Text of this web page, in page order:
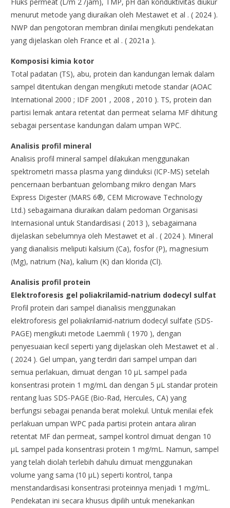
Fluks permeat (L/m 2 /jam), TMP, pH dan konduktivitas diukur
menurut metode yang diuraikan oleh Mestawet et al . ( 2024 ).
NWP dan pengotoran membran dinilai mengikuti pendekatan
yang dijelaskan oleh France et al . ( 2021a ).
Komposisi kimia kotor
Total padatan (TS), abu, protein dan kandungan lemak dalam
sampel ditentukan dengan mengikuti metode standar (AOAC
International 2000 ; IDF 2001 , 2008 , 2010 ). TS, protein dan
partisi lemak antara retentat dan permeat selama MF dihitung
sebagai persentase kandungan dalam umpan WPC.
Analisis profil mineral
Analisis profil mineral sampel dilakukan menggunakan
spektrometri massa plasma yang diinduksi (ICP-MS) setelah
pencernaan berbantuan gelombang mikro dengan Mars
Express Digester (MARS 6®, CEM Microwave Technology
Ltd.) sebagaimana diuraikan dalam pedoman Organisasi
Internasional untuk Standardisasi ( 2013 ), sebagaimana
dijelaskan sebelumnya oleh Mestawet et al . ( 2024 ). Mineral
yang dianalisis meliputi kalsium (Ca), fosfor (P), magnesium
(Mg), natrium (Na), kalium (K) dan klorida (Cl).
Analisis profil protein
Elektroforesis gel poliakrilamid-natrium dodecyl sulfat
Profil protein dari sampel dianalisis menggunakan
elektroforesis gel poliakrilamid-natrium dodecyl sulfate (SDS-
PAGE) mengikuti metode Laemmli ( 1970 ), dengan
penyesuaian kecil seperti yang dijelaskan oleh Mestawet et al .
( 2024 ). Gel umpan, yang terdiri dari sampel umpan dari
semua perlakuan, dimuat dengan 10 μL sampel pada
konsentrasi protein 1 mg/mL dan dengan 5 μL standar protein
rentang luas SDS-PAGE (Bio-Rad, Hercules, CA) yang
berfungsi sebagai penanda berat molekul. Untuk menilai efek
perlakuan umpan WPC pada partisi protein antara aliran
retentat MF dan permeat, sampel kontrol dimuat dengan 10
μL sampel pada konsentrasi protein 1 mg/mL. Namun, sampel
yang telah diolah terlebih dahulu dimuat menggunakan
volume yang sama (10 μL) seperti kontrol, tanpa
menstandardisasi konsentrasi proteinnya menjadi 1 mg/mL.
Pendekatan ini secara khusus dipilih untuk menekankan